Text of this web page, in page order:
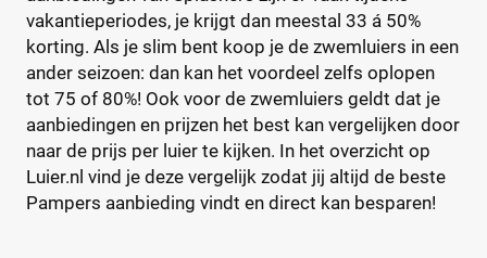
Dekamarkt
▼ +9 meer
Webshop
(12)
Wehkamp
Amazon (1)
Babydrogist
BigGreenSmile (0)
▼ +9 meer
vakantieperiodes, je krijgt dan meestal 33 á 50%
korting. Als je slim bent koop je de zwemluiers in een
ander seizoen: dan kan het voordeel zelfs oplopen
tot 75 of 80%! Ook voor de zwemluiers geldt dat je
aanbiedingen en prijzen het best kan vergelijken door
naar de prijs per luier te kijken. In het overzicht op
Luier.nl vind je deze vergelijk zodat jij altijd de beste
Pampers aanbieding vindt en direct kan besparen!